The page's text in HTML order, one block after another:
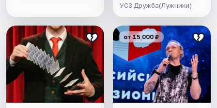
УСЗ Дружба(Лужники)
от 15 000 ₽